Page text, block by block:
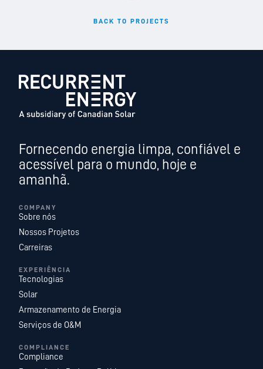
BACK TO PROJECTS
Fornecendo energia limpa, confiável e
acessível para o mundo, hoje e
amanhã.
COMPANY
Sobre nós
Nossos Projetos
Carreiras
EXPERIÊNCIA
Tecnologias
Solar
Armazenamento de Energia
Serviços de O&M
COMPLIANCE
Compliance